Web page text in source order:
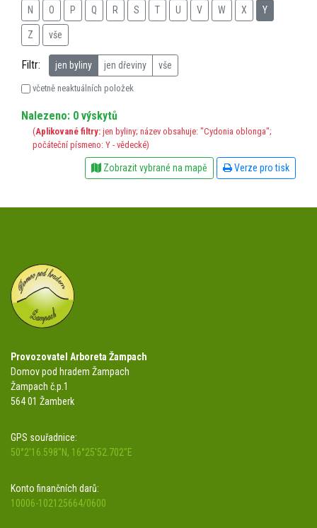
N O P Q R S T U V W X Y
Z vše
Filtr: jen byliny jen dřeviny vše
včetně neaktuálních položek
Nalezeno: 0 výskytů
(Aplikované filtry: jen byliny; název obsahuje: "Cydonia oblonga";
počáteční písmeno: Y - vědecké)
Zobrazit vybrané na mapě Verze pro tisk
Provozovatel Arboreta Žampach
Domov pod hradem Žampach
Žampach č.p.1
564 01 Žamberk
GPS souřadnice:
50°2'16.598"N, 16°25'52.702"E
Konto finančních darů:
10006-102125664/0600